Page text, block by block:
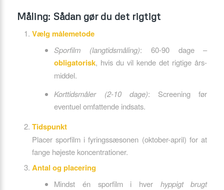
Måling: Sådan gør du det rigtigt
Vælg målemetode
Sporfilm (langtidsmåling): 60-90 dage –
obligatorisk, hvis du vil kende det rigtige års-
middel.
Korttidsmåler (2-10 dage): Screening før
eventuel omfattende indsats.
Tidspunkt
Placer sporfilm i fyringssæsonen (oktober-april) for at
fange højeste koncentrationer.
Antal og placering
Mindst én sporfilm i hver hyppigt brugt